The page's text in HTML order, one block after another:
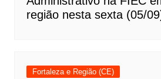
região nesta sexta (05/
Fortaleza e Região (CE)